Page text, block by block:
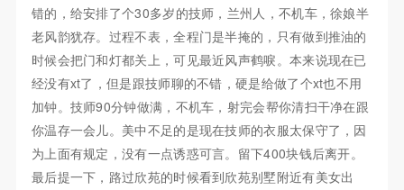
错的，给安排了个30多岁的技师，兰州人，不机车，徐娘半
老风韵犹存。过程不表，全程门是半掩的，只有做到推油的
时候会把门和灯都关上，可见最近风声鹤唳。本来说现在已
经没有xt了，但是跟技师聊的不错，硬是给做了个xt也不用
加钟。技师90分钟做满，不机车，射完会帮你清扫干净在跟
你温存一会儿。美中不足的是现在技师的衣服太保守了，因
为上面有规定，没有一点诱惑可言。留下400块钱后离开。
最后提一下，路过欣苑的时候看到欣苑别墅附近有美女出